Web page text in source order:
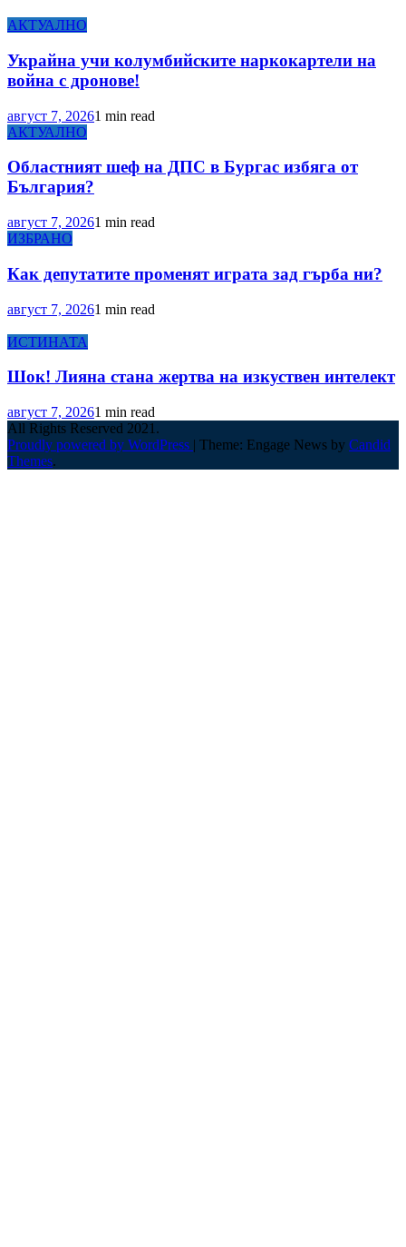
АКТУАЛНО
Украйна учи колумбийските наркокартели на
война с дронове!
август 7, 20261 min read
АКТУАЛНО
Областният шеф на ДПС в Бургас избяга от
България?
август 7, 20261 min read
ИЗБРАНО
Как депутатите променят играта зад гърба ни?
август 7, 20261 min read
ИСТИНАТА
Шок! Лияна стана жертва на изкуствен интелект
август 7, 20261 min read
All Rights Reserved 2021.
Proudly powered by WordPress | Theme: Engage News by Candid
Themes.